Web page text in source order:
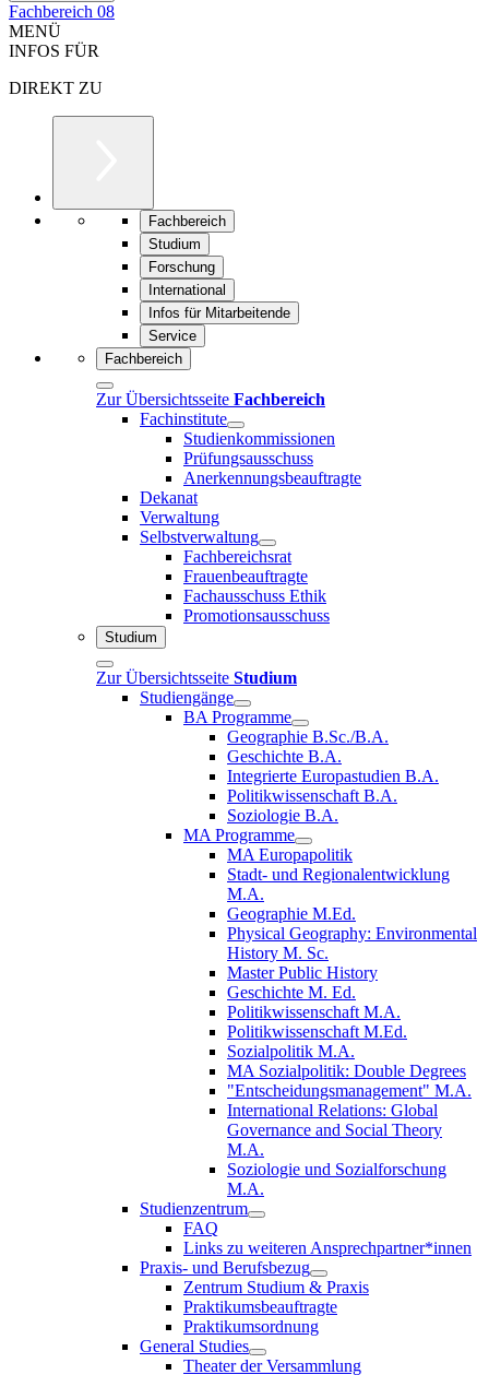
Fachbereich 08
MENÜ
INFOS FÜR
DIREKT ZU
Fachbereich
Studium
Forschung
International
Infos für Mitarbeitende
Service
Fachbereich
Zur Übersichtsseite Fachbereich
Fachinstitute
Studienkommissionen
Prüfungsausschuss
Anerkennungsbeauftragte
Dekanat
Verwaltung
Selbstverwaltung
Fachbereichsrat
Frauenbeauftragte
Fachausschuss Ethik
Promotionsausschuss
Studium
Zur Übersichtsseite Studium
Studiengänge
BA Programme
Geographie B.Sc./B.A.
Geschichte B.A.
Integrierte Europastudien B.A.
Politikwissenschaft B.A.
Soziologie B.A.
MA Programme
MA Europapolitik
Stadt- und Regionalentwicklung
M.A.
Geographie M.Ed.
Physical Geography: Environmental
History M. Sc.
Master Public History
Geschichte M. Ed.
Politikwissenschaft M.A.
Politikwissenschaft M.Ed.
Sozialpolitik M.A.
MA Sozialpolitik: Double Degrees
"Entscheidungsmanagement" M.A.
International Relations: Global
Governance and Social Theory
M.A.
Soziologie und Sozialforschung
M.A.
Studienzentrum
FAQ
Links zu weiteren Ansprechpartner*innen
Praxis- und Berufsbezug
Zentrum Studium & Praxis
Praktikumsbeauftragte
Praktikumsordnung
General Studies
Theater der Versammlung